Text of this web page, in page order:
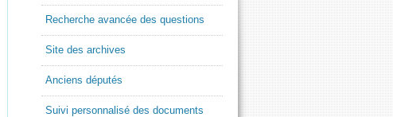
Recherche avancée des questions
Site des archives
Anciens députés
Suivi personnalisé des documents